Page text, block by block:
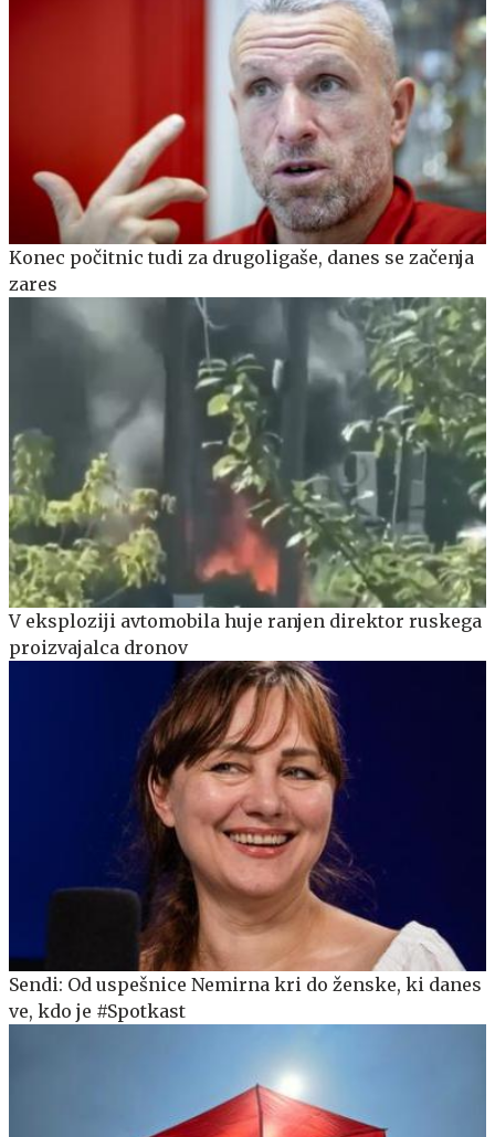
Konec počitnic tudi za drugoligaše, danes se začenja
zares
V eksploziji avtomobila huje ranjen direktor ruskega
proizvajalca dronov
Sendi: Od uspešnice Nemirna kri do ženske, ki danes
ve, kdo je #Spotkast